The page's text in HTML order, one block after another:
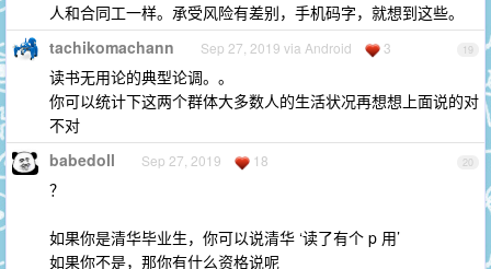
人和合同工一样。承受风险有差别，手机码字，就想到这些。
19
tachikomachann Sep 27, 2019 via Android 3
读书无用论的典型论调。。
你可以统计下这两个群体大多数人的生活状况再想想上面说的对
不对
20
babedoll Sep 27, 2019 18
？
如果你是清华毕业生，你可以说清华 ‘读了有个 p 用’
如果你不是，那你有什么资格说呢